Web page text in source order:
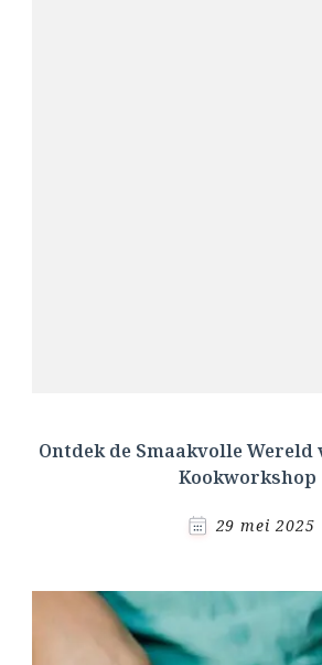
Ontdek de Smaakvolle
Kookworkshop
29 mei 2025